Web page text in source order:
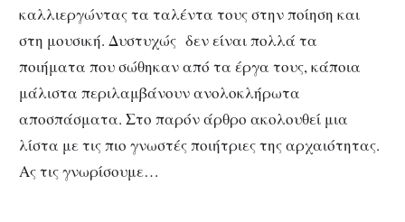
καλλιεργώντας τα ταλέντα τους στην ποίηση και
στη μουσική. Δυστυχώς δεν είναι πολλά τα
ποιήματα που σώθηκαν από τα έργα τους, κάποια
μάλιστα περιλαμβάνουν ανολοκλήρωτα
αποσπάσματα. Στο παρόν άρθρο ακολουθεί μια
λίστα με τις πιο γνωστές ποιήτριες της αρχαιότητας.
Ας τις γνωρίσουμε…